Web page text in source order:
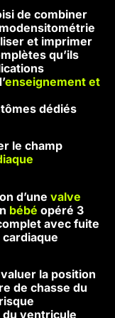
de combiner
et imprimer
qu’ils
enseignement et
dédiés
le champ
d’une valve
bébé opéré 3
avec fuite
la position
de chasse du
du ventricule